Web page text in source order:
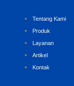
Tentang Kami
Produk
Layanan
Artikel
Kontak